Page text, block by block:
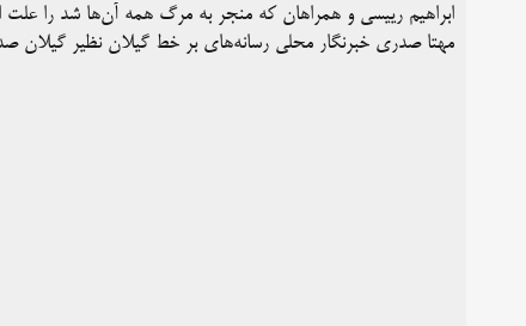
ابراهیم رییسی و همراهان که منجر به مرگ همه آن‌ها شد را علت
مهتا صدری خبرنگار محلی رسانه‌های بر خط گیلان نظیر گیلان